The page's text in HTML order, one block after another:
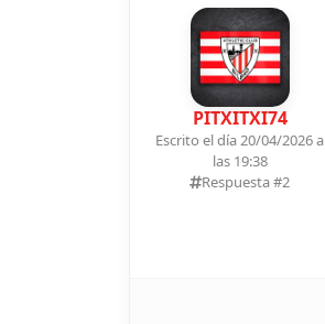
PITXITXI74
Escrito el día 20/04/2026 a
las 19:38
Respuesta #2